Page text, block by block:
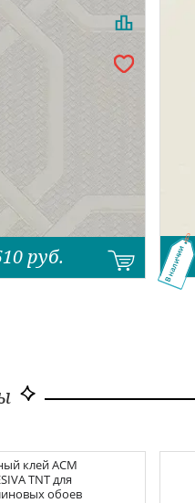
руб. В наличии
клейACM
TNT для
обоев